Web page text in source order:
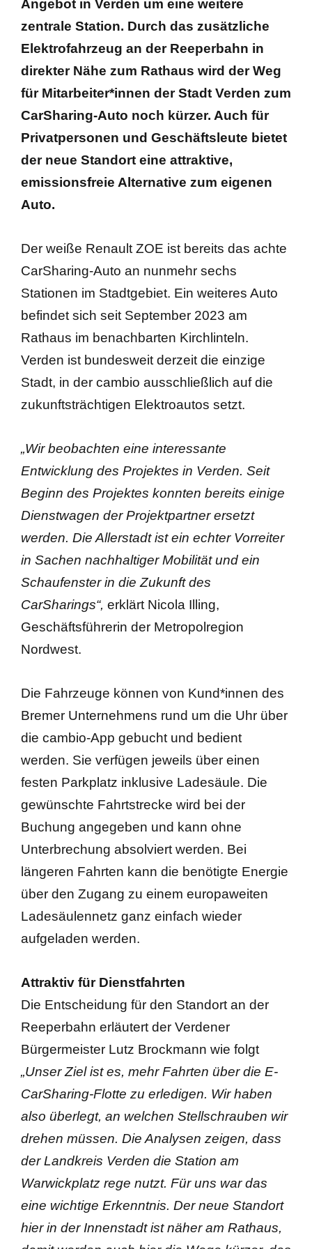
Angebot in Verden um eine weitere
zentrale Station. Durch das zusätzliche
Elektrofahrzeug an der Reeperbahn in
direkter Nähe zum Rathaus wird der Weg
für Mitarbeiter*innen der Stadt Verden zum
CarSharing-Auto noch kürzer. Auch für
Privatpersonen und Geschäftsleute bietet
der neue Standort eine attraktive,
emissionsfreie Alternative zum eigenen
Auto.
Der weiße Renault ZOE ist bereits das achte
CarSharing-Auto an nunmehr sechs
Stationen im Stadtgebiet. Ein weiteres Auto
befindet sich seit September 2023 am
Rathaus im benachbarten Kirchlinteln.
Verden ist bundesweit derzeit die einzige
Stadt, in der cambio ausschließlich auf die
zukunftsträchtigen Elektroautos setzt.
„Wir beobachten eine interessante
Entwicklung des Projektes in Verden. Seit
Beginn des Projektes konnten bereits einige
Dienstwagen der Projektpartner ersetzt
werden. Die Allerstadt ist ein echter Vorreiter
in Sachen nachhaltiger Mobilität und ein
Schaufenster in die Zukunft des
CarSharings“, erklärt Nicola Illing,
Geschäftsführerin der Metropolregion
Nordwest.
Die Fahrzeuge können von Kund*innen des
Bremer Unternehmens rund um die Uhr über
die cambio-App gebucht und bedient
werden. Sie verfügen jeweils über einen
festen Parkplatz inklusive Ladesäule. Die
gewünschte Fahrtstrecke wird bei der
Buchung angegeben und kann ohne
Unterbrechung absolviert werden. Bei
längeren Fahrten kann die benötigte Energie
über den Zugang zu einem europaweiten
Ladesäulennetz ganz einfach wieder
aufgeladen werden.
Attraktiv für Dienstfahrten
Die Entscheidung für den Standort an der
Reeperbahn erläutert der Verdener
Bürgermeister Lutz Brockmann wie folgt
„Unser Ziel ist es, mehr Fahrten über die E-
CarSharing-Flotte zu erledigen. Wir haben
also überlegt, an welchen Stellschrauben wir
drehen müssen. Die Analysen zeigen, dass
der Landkreis Verden die Station am
Warwickplatz rege nutzt. Für uns war das
eine wichtige Erkenntnis. Der neue Standort
hier in der Innenstadt ist näher am Rathaus,
Busanmietung
Verhaltensregeln Schüler im Bus